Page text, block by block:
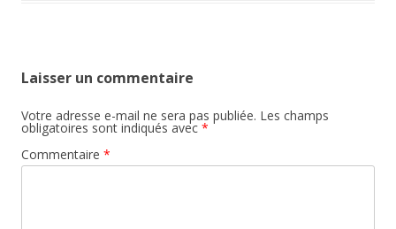
Laisser un commentaire
Votre adresse e-mail ne sera pas publiée. Les champs
obligatoires sont indiqués avec *
Commentaire *